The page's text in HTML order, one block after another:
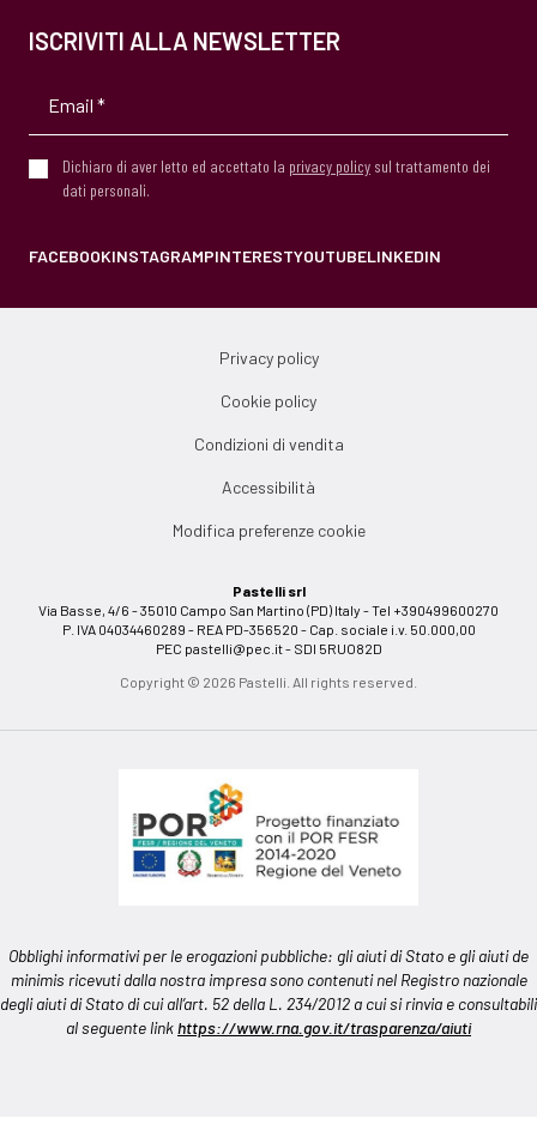
ISCRIVITI ALLA NEWSLETTER
Dichiaro di aver letto ed accettato la privacy policy sul trattamento dei
dati personali.
FACEBOOKINSTAGRAMPINTERESTYOUTUBELINKEDIN
Privacy policy
Cookie policy
Condizioni di vendita
Accessibilità
Modifica preferenze cookie
Pastelli srl
Via Basse, 4/6 - 35010 Campo San Martino (PD) Italy - Tel +390499600270
P. IVA 04034460289 - REA PD-356520 - Cap. sociale i.v. 50.000,00
PEC pastelli@pec.it- SDI 5RUO82D
Copyright © 2026 Pastelli. All rights reserved.
Obblighi informativi per le erogazioni pubbliche: gli aiuti di Stato e gli aiuti de
minimis ricevuti dalla nostra impresa sono contenuti nel Registro nazionale
degli aiuti di Stato di cui all’art. 52 della L. 234/2012 a cui si rinvia e consultabili
al seguente linkhttps://www.rna.gov.it/trasparenza/aiuti